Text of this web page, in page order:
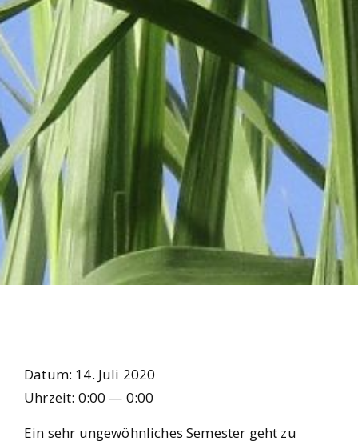
Datum: 14. Juli 2020
Uhr­zeit: 0:00 — 0:00
Ein sehr unge­wöhn­li­ches Semes­ter geht zu